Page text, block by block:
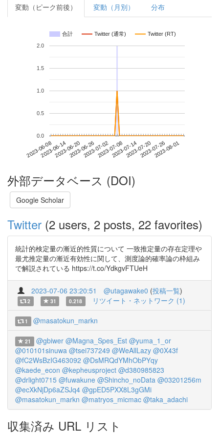
変動（ピーク前後） 変動（月別） 分布
合計 Twitter (通常) Twitter (RT)
2023-06-082023-06-142023-06-202023-06-262023-07-022023-07-082023-07-142023-07-202023-07-262023-08-01
0.0
0.5
1.0
1.5
2.0
外部データベース (DOI)
Google Scholar
Twitter (2 users, 2 posts, 22 favorites)
統計的検定量の漸近的性質について 一致推定量の存在定理や
最尤推定量の漸近有効性に関して、測度論的確率論の枠組み
で解説されている https://t.co/YdkgvFTUeH
2023-07-06 23:20:51 @utagawake0 (投稿一覧)
2 31 0.218 リツイート・ネットワーク (1)
1 @masatokun_markn
21 @gbiwer @Magna_Spes_Est @yuma_1_or
@010101sinuwa @tsei737249 @WeAllLazy @0X43f
@fC2WsBzIG463092 @DsMRQdYMhObPYqy
@kaede_econ @kepheusproject @d380985823
@drlight0715 @fuwakune @Shincho_noData @03201256m
@ecXkNjDp6aZSJq4 @gpED5PXX8L3gGMi
@masatokun_markn @matryos_micmac @taka_adachi
収集済み URL リスト